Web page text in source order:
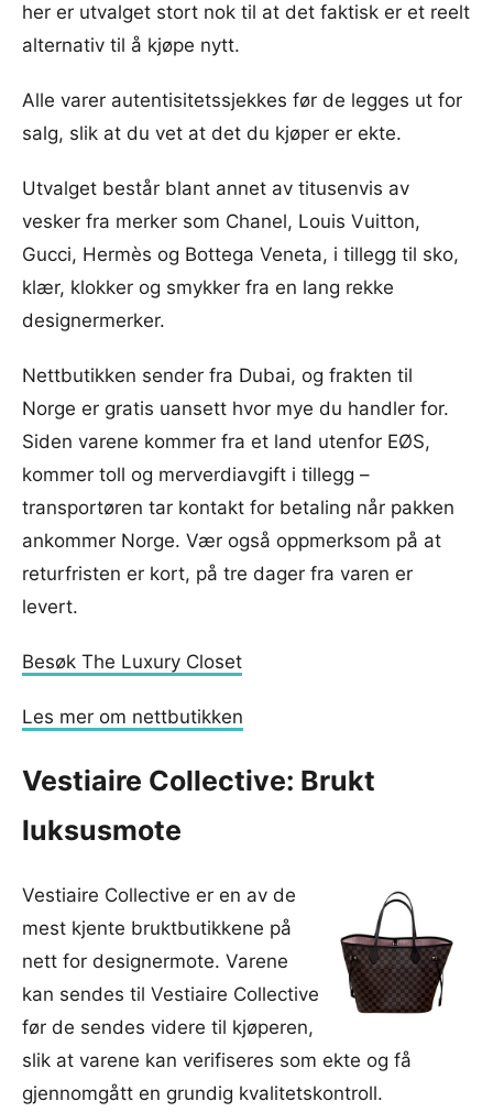
her er utvalget stort nok til at det faktisk er et reelt
alternativ til å kjøpe nytt.
Alle varer autentisitetssjekkes før de legges ut for
salg, slik at du vet at det du kjøper er ekte.
Utvalget består blant annet av titusenvis av
vesker fra merker som Chanel, Louis Vuitton,
Gucci, Hermès og Bottega Veneta, i tillegg til sko,
klær, klokker og smykker fra en lang rekke
designermerker.
Nettbutikken sender fra Dubai, og frakten til
Norge er gratis uansett hvor mye du handler for.
Siden varene kommer fra et land utenfor EØS,
kommer toll og merverdiavgift i tillegg –
transportøren tar kontakt for betaling når pakken
ankommer Norge. Vær også oppmerksom på at
returfristen er kort, på tre dager fra varen er
levert.
Besøk The Luxury Closet
Les mer om nettbutikken
Vestiaire Collective: Brukt
luksusmote
Vestiaire Collective er en av de
mest kjente bruktbutikkene på
nett for designermote. Varene
kan sendes til Vestiaire Collective
før de sendes videre til kjøperen,
slik at varene kan verifiseres som ekte og få
gjennomgått en grundig kvalitetskontroll.